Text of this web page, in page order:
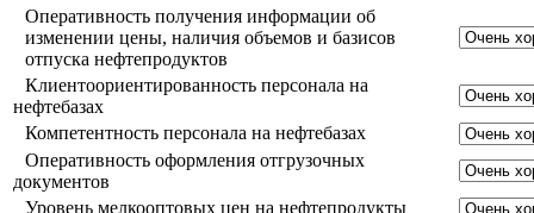
Оперативность получения информации об
изменении цены, наличия объемов и базисов
отпуска нефтепродуктов
Клиентоориентированность персонала на
нефтебазах
Компетентность персонала на нефтебазах
Оперативность оформления отгрузочных
документов
Уровень мелкооптовых цен на нефтепродукты